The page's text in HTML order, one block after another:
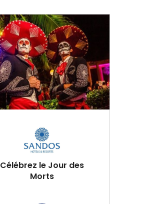
Célébrez le Jour des
Morts